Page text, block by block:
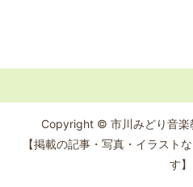
Copyright © 市川みどり音楽
【掲載の記事・写真・イラスト
す】